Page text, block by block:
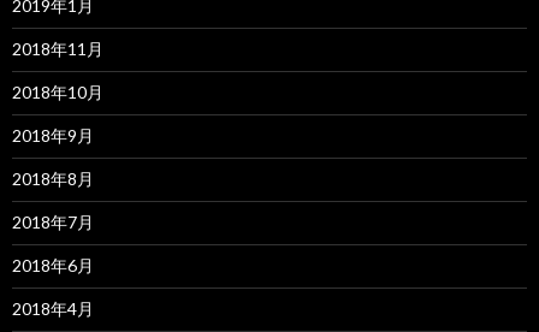
2019年1月
2018年11月
2018年10月
2018年9月
2018年8月
2018年7月
2018年6月
2018年4月